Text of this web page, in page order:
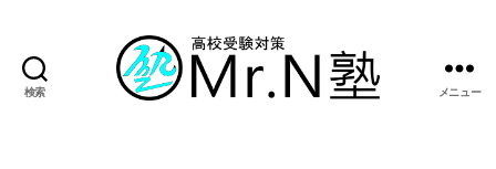
検索 メニュー